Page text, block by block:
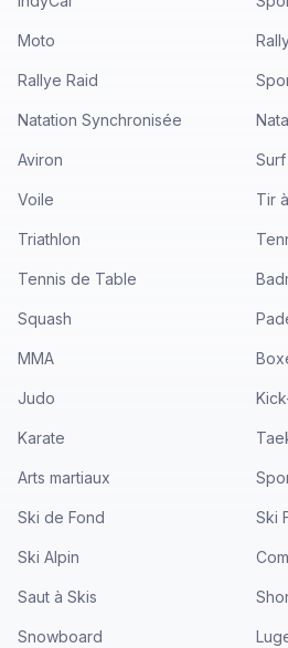
Moto
Rallye Raid
Natation Synchronisée
Aviron Surf
Voile Tir
Triathlon
Tennis de Table
Squash
MMA
Judo
Karate
Arts martiaux
Ski de Fond Ski
Ski Alpin
Saut à Skis
Snowboard